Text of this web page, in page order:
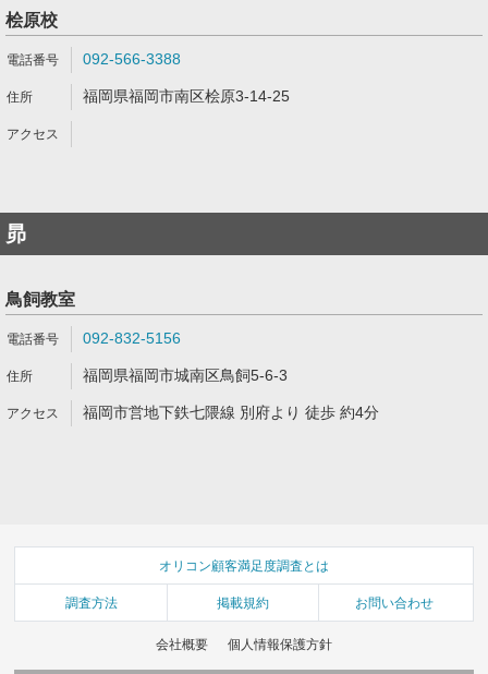
桧原校
092-566-3388
福岡県福岡市南区桧原3-14-25
昴
鳥飼教室
092-832-5156
福岡県福岡市城南区鳥飼5-6-3
福岡市営地下鉄七隈線 別府より 徒歩 約4分
オリコン顧客満足度調査とは
調査方法 掲載規約 お問い合わせ
会社概要 個人情報保護方針